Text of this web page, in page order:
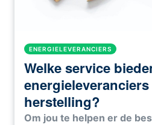
ENERGIELEVERANCIERS
Welke service
herstelling?
Om jou te helpen er de